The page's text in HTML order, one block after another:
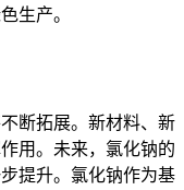
生产。
断拓展。新材料、新
用。未来，氯化钠的
提升。氯化钠作为基